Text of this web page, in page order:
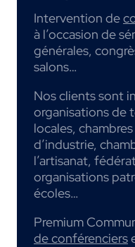
Intervention de
à l’occasion de
générales,
salons…
Nos clients sont
organisations de
locales,
d’industrie,
l’artisanat,
organisations
écoles…
Premium
de conférenciers